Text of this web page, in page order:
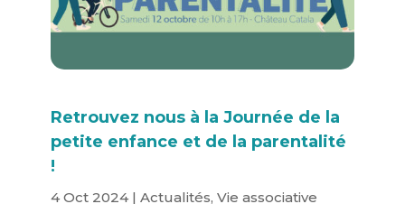
Retrouvez nous à la Journée de la
petite enfance et de la parentalité
!
4 Oct 2024 | Actualités, Vie associative